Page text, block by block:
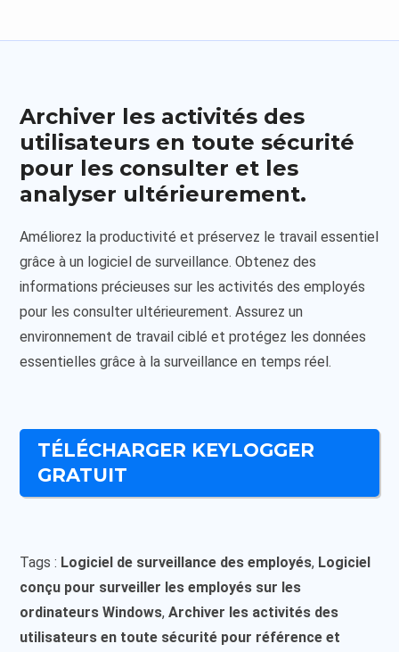
Archiver les activités des
utilisateurs en toute sécurité
pour les consulter et les
analyser ultérieurement.
Améliorez la productivité et préservez le travail essentiel
grâce à un logiciel de surveillance. Obtenez des
informations précieuses sur les activités des employés
pour les consulter ultérieurement. Assurez un
environnement de travail ciblé et protégez les données
essentielles grâce à la surveillance en temps réel.
TÉLÉCHARGER KEYLOGGER
GRATUIT
Tags : Logiciel de surveillance des employés, Logiciel
conçu pour surveiller les employés sur les
ordinateurs Windows,Archiver les activités des
utilisateurs en toute sécurité pour référence et